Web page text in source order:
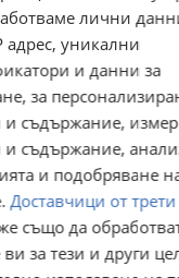
и бързо чистене
лепила, смоли и др. - Koch Chemie
1, днес, 06:55
лични
адрес, уникални
и данни за
за
и съдържание,
и съдържание,
и подобряване
Доставчици от
също да
за тези и други